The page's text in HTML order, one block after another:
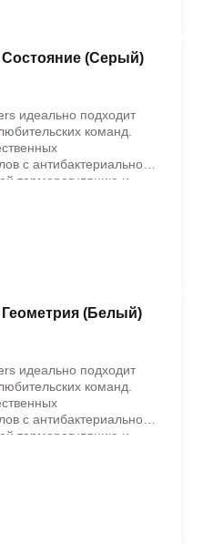
Состояние (Серый)
идеально подходит
команд.
с антибактериальной
терморегуляцию и
обладает
и стильным
Геометрия (Белый)
идеально подходит
команд.
с антибактериальной
терморегуляцию и
обладает
и стильным